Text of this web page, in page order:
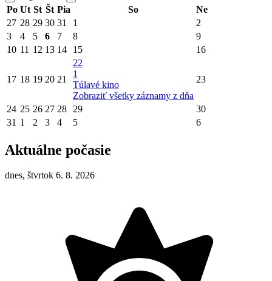
Po Ut St Št Pia So
Ne
27 28 29 30 31 1
2
3
4 5 6 7 8
9
10 11 12 13 14 15 16
17 18 19 20 21
22
1
Túlavé kino
Zobraziť všetky záznamy z dňa
23
24 25 26 27 28 29
30
31 1 2 3 4 5 6
Aktuálne počasie
dnes, štvrtok 6. 8. 2026